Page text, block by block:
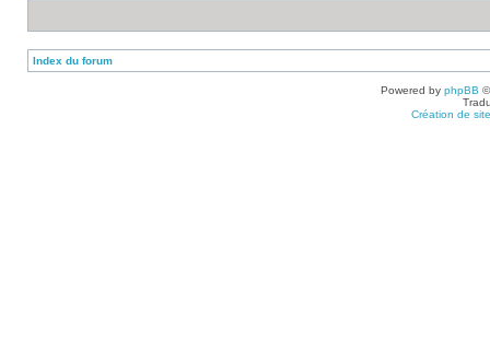
Index du forum
Powered by phpBB
Création de